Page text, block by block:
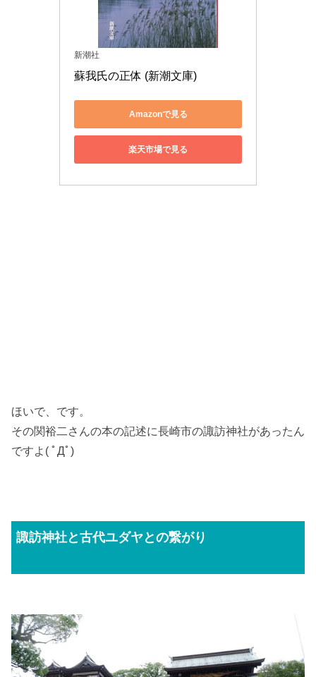
新潮社
蘇我氏の正体 (新潮文庫)
Amazonで見る
楽天市場で見る
ほいで、です。
その関裕二さんの本の記述に長崎市の諏訪神社があったん
ですよ( ﾟДﾟ)
諏訪神社と古代ユダヤとの繋がり